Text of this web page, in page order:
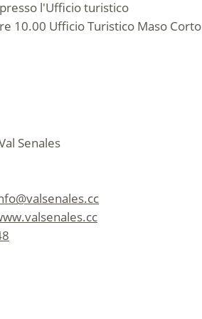
l'Ufficio turistico
10.00 Ufficio Turistico Maso Corto
Senales